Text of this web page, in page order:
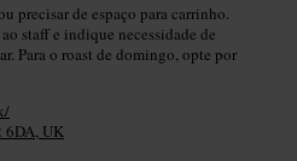
precisar de espaço para carrinho.
staff e indique necessidade de
Para o roast de domingo, opte por
6DA, UK